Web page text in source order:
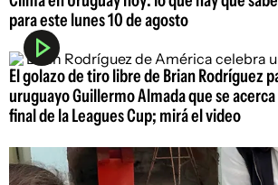
para este lunes 10 de agosto
El golazo de tiro libre de Brian Rodríguez
uruguayo Guillermo Almada que se
final de la Leagues Cup; mirá el video